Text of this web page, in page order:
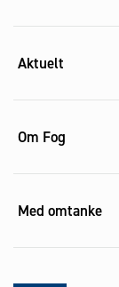
Aktuelt
Om Fog
Med omtanke